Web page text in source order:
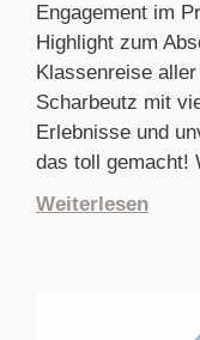
Engagement im
Highlight zum
Klassenreise
Scharbeutz mit
Erlebnisse und
das toll gemacht!
Weiterlesen